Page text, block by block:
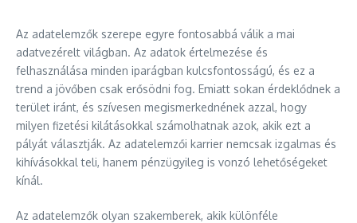
Az adatelemzők szerepe egyre fontosabbá válik a mai
adatvezérelt világban. Az adatok értelmezése és
felhasználása minden iparágban kulcsfontosságú, és ez a
trend a jövőben csak erősödni fog. Emiatt sokan érdeklődnek a
terület iránt, és szívesen megismerkednének azzal, hogy
milyen fizetési kilátásokkal számolhatnak azok, akik ezt a
pályát választják. Az adatelemzői karrier nemcsak izgalmas és
kihívásokkal teli, hanem pénzügyileg is vonzó lehetőségeket
kínál.
Az adatelemzők olyan szakemberek, akik különféle